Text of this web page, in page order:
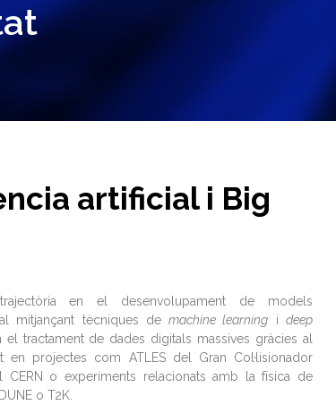
artificial i Big
en el desenvolupament de models
mitjançant tècniques demachine learning i deep
el tractament de dades digitals massives gràcies al
en projectes com ATLES del Gran Col·lisionador
CERN o experiments relacionats amb la física de
o T2K.